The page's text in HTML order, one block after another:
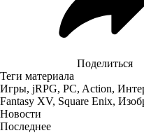
Поделиться
Теги материала
Игры, jRPG, PC, Action,
Fantasy XV, Square Enix,
Новости
Последнее